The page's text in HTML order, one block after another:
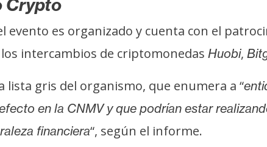
Crypto
evento es organizado y cuenta con el
intercambios de criptomonedas Huobi,
lista gris del organismo, que enumera a “
en la CNMV y que podrían estar
financiera“, según el informe.